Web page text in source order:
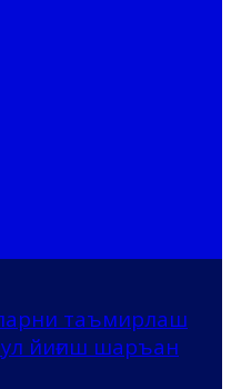
таъмирлаш
йиғиш шаръан